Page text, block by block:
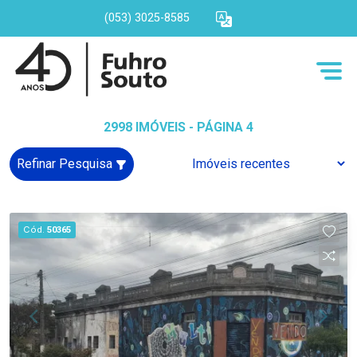
(053) 3025-8585
2998 IMÓVEIS - PÁGINA 4
Refinar Pesquisa
Cód. 50365